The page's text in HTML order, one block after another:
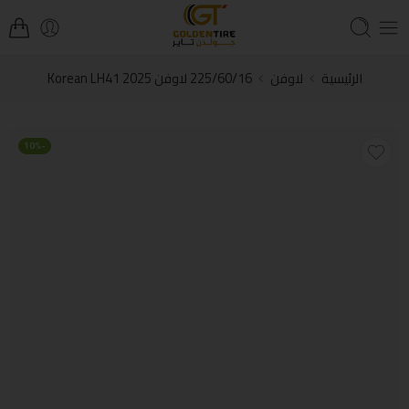
الرئيسية لاوفن 225/60/16 لاوفن Korean LH41 2025
-10%